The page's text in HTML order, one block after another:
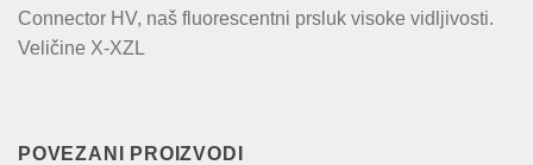
Connector HV, naš fluorescentni prsluk visoke vidljivosti.
Veličine X-XZL
POVEZANI PROIZVODI